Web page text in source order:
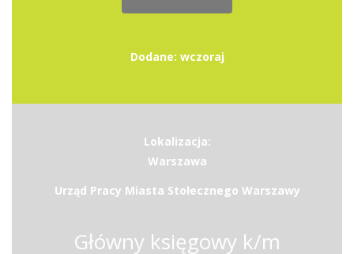
Dodane: wczoraj
Lokalizacja:
Warszawa
Urząd Pracy Miasta Stołecznego Warszawy
Główny księgowy k/m